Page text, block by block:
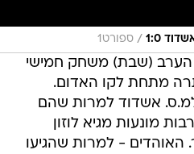
1:0
/ ספורט1
(שבת) משחק חמישי
מתחת לקו האדום.
הפסידו 1:0 למ.ס. אשדוד למרות שהם
מונעות מגיא לוזון
- למרות שהגיעו